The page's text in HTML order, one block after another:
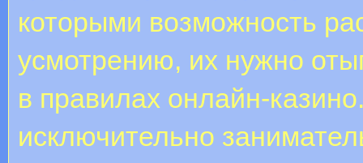
которыми возможность
усмотрению, их нужно
в правилах онлайн-
исключительно